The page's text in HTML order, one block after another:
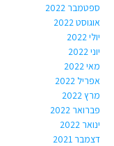
ספטמבר 2022
אוגוסט 2022
יולי 2022
יוני 2022
מאי 2022
אפריל 2022
מרץ 2022
פברואר 2022
ינואר 2022
דצמבר 2021